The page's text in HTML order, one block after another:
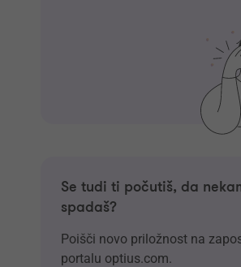
Se tudi ti počutiš, da
spadaš?
Poišči novo priložnost na
portalu optius.com.